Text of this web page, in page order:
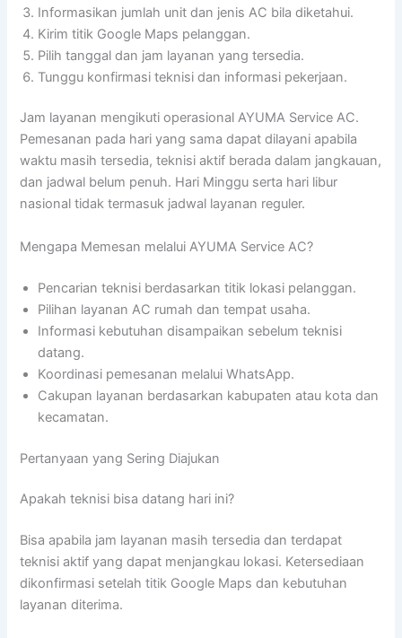
Informasikan jumlah unit dan jenis AC bila diketahui.
Kirim titik Google Maps pelanggan.
Pilih tanggal dan jam layanan yang tersedia.
Tunggu konfirmasi teknisi dan informasi pekerjaan.
Jam layanan mengikuti operasional AYUMA Service AC.
Pemesanan pada hari yang sama dapat dilayani apabila
waktu masih tersedia, teknisi aktif berada dalam jangkauan,
dan jadwal belum penuh. Hari Minggu serta hari libur
nasional tidak termasuk jadwal layanan reguler.
Mengapa Memesan melalui AYUMA Service AC?
Pencarian teknisi berdasarkan titik lokasi pelanggan.
Pilihan layanan AC rumah dan tempat usaha.
Informasi kebutuhan disampaikan sebelum teknisi
datang.
Koordinasi pemesanan melalui WhatsApp.
Cakupan layanan berdasarkan kabupaten atau kota dan
kecamatan.
Pertanyaan yang Sering Diajukan
Apakah teknisi bisa datang hari ini?
Bisa apabila jam layanan masih tersedia dan terdapat
teknisi aktif yang dapat menjangkau lokasi. Ketersediaan
dikonfirmasi setelah titik Google Maps dan kebutuhan
layanan diterima.